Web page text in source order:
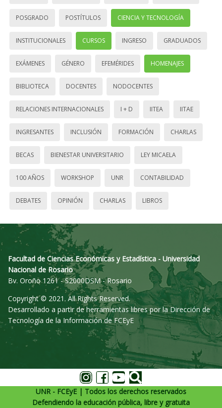
POSGRADO POSTÍTULOS CIENCIA Y TECNOLOGÍA
INSTITUCIONALES CURSOS INGRESO GRADUADOS
EXÁMENES GÉNERO EFEMÉRIDES HOMENAJES
BIBLIOTECA DOCENTES NODOCENTES
RELACIONES INTERNACIONALES I + D IITEA IITAE
INGRESANTES INCLUSIÓN FORMACIÓN CHARLAS
BECAS BIENESTAR UNIVERSITARIO LEY MICAELA
100 AÑOS WORKSHOP UNR CONTABILIDAD
DEBATES OPINIÓN CHARLAS LIBROS
Facultad de Ciencias Económicas y Estadística - Universidad
Nacional de Rosario
Bv. Oroño 1261 - S2000DSM - Rosario
Copyright © 2021. All Rights Reserved.
Desarrollado a partir de herramientas libres por la Dirección de
Tecnología de la Información de FCEyE
UNR - FCEyE | Todos los derechos reservados
Defendiendo la educación pública, libre y gratuita